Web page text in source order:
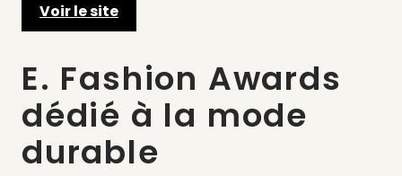
Voir le site
E. Fashion Awards
dédié à la mode
durable